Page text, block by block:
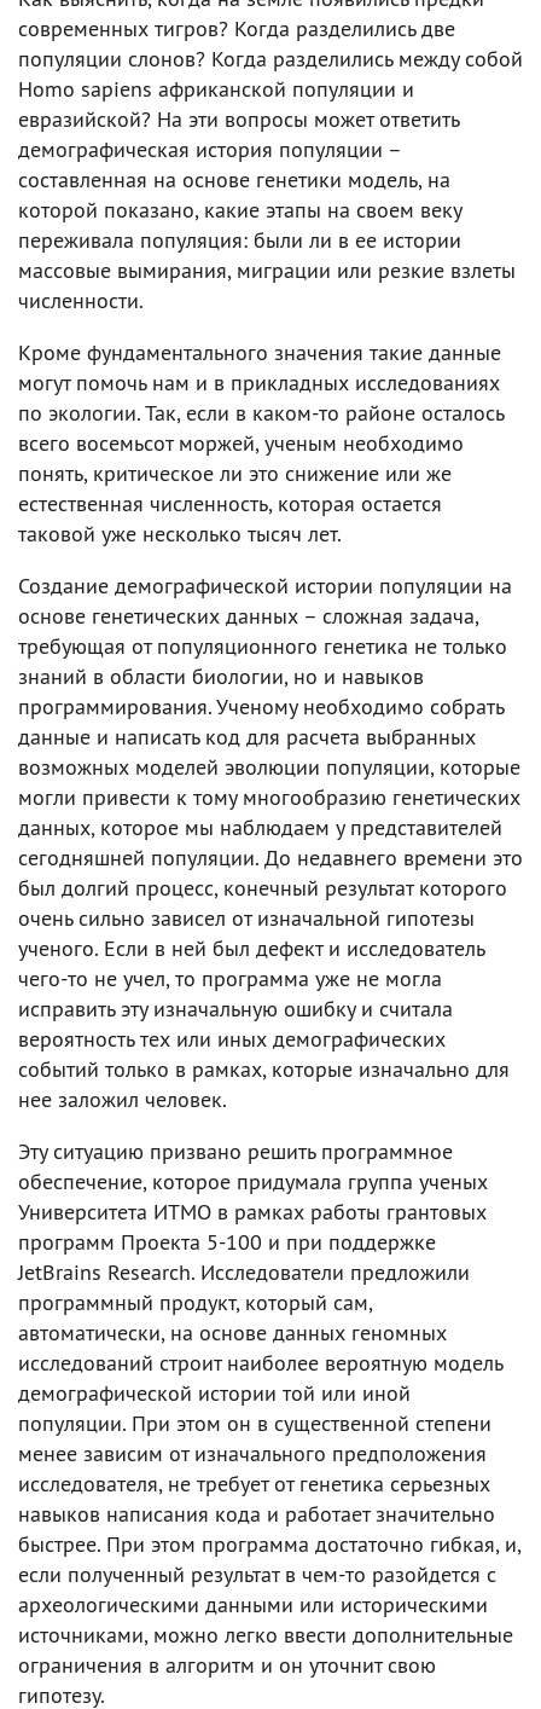
современных тигров? Когда разделились две
популяции слонов? Когда разделились между собой
Homo sapiens африканской популяции и
евразийской? На эти вопросы может ответить
демографическая история популяции –
составленная на основе генетики модель, на
которой показано, какие этапы на своем веку
переживала популяция: были ли в ее истории
массовые вымирания, миграции или резкие взлеты
численности.
Кроме фундаментального значения такие данные
могут помочь нам и в прикладных исследованиях
по экологии. Так, если в каком-то районе осталось
всего восемьсот моржей, ученым необходимо
понять, критическое ли это снижение или же
естественная численность, которая остается
таковой уже несколько тысяч лет.
Создание демографической истории популяции на
основе генетических данных – сложная задача,
требующая от популяционного генетика не только
знаний в области биологии, но и навыков
программирования. Ученому необходимо собрать
данные и написать код для расчета выбранных
возможных моделей эволюции популяции, которые
могли привести к тому многообразию генетических
данных, которое мы наблюдаем у представителей
сегодняшней популяции. До недавнего времени это
был долгий процесс, конечный результат которого
очень сильно зависел от изначальной гипотезы
ученого. Если в ней был дефект и исследователь
чего-то не учел, то программа уже не могла
исправить эту изначальную ошибку и считала
вероятность тех или иных демографических
событий только в рамках, которые изначально для
нее заложил человек.
Эту ситуацию призвано решить программное
обеспечение, которое придумала группа ученых
Университета ИТМО в рамках работы грантовых
программ Проекта 5-100 и при поддержке
JetBrains Research. Исследователи предложили
программный продукт, который сам,
автоматически, на основе данных геномных
исследований строит наиболее вероятную модель
демографической истории той или иной
популяции. При этом он в существенной степени
менее зависим от изначального предположения
исследователя, не требует от генетика серьезных
навыков написания кода и работает значительно
быстрее. При этом программа достаточно гибкая, и,
если полученный результат в чем-то разойдется с
археологическими данными или историческими
источниками, можно легко ввести дополнительные
ограничения в алгоритм и он уточнит свою
гипотезу.